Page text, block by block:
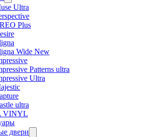
Ultra
Plus
Wide New
Patterns ultra
Ultra
ultra
VINYL
двери